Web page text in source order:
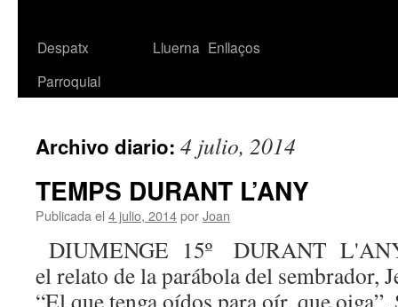
Despatx
Parroquial
Lluerna Enllaços
Archivo diario: 4 julio, 2014
TEMPS DURANT L’ANY
Publicada el 4 julio, 2014porJoan
DIUMENGE 15º DURANT
el relato de la parábola del sembrador,
“El que tenga oídos para oír, que oiga”.